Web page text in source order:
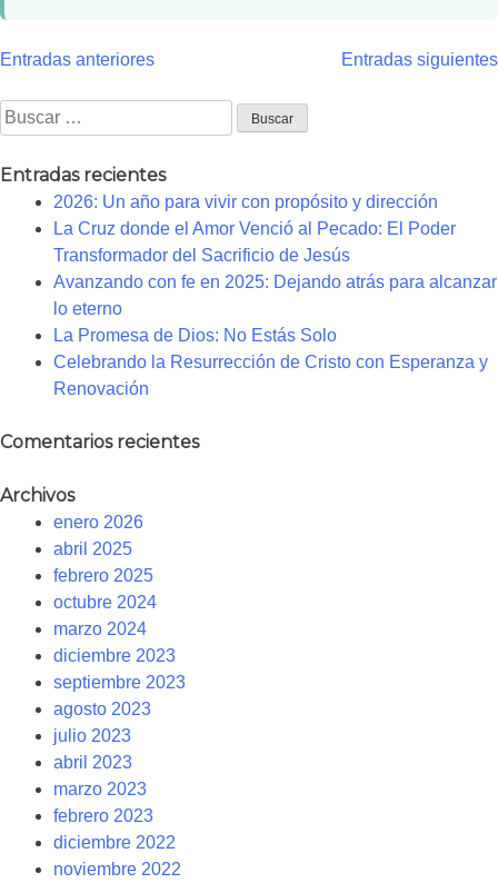
Navegación
entradas
Entradas anteriores Entradas siguientes
Buscar:
Entradas recientes
2026: Un año para vivir con propósito y dirección
La Cruz donde el Amor Venció al Pecado: El Poder
Transformador del Sacrificio de Jesús
Avanzando con fe en 2025: Dejando atrás para alcanzar
lo eterno
La Promesa de Dios: No Estás Solo
Celebrando la Resurrección de Cristo con Esperanza y
Renovación
Comentarios recientes
Archivos
enero 2026
abril 2025
febrero 2025
octubre 2024
marzo 2024
diciembre 2023
septiembre 2023
agosto 2023
julio 2023
abril 2023
marzo 2023
febrero 2023
diciembre 2022
noviembre 2022